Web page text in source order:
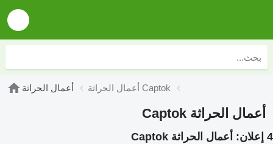
أعمال الحراثة أعمال الحراثة Captok
أعمال الحراثة Captok
4 إعلان: أعمال الحراثة Captok